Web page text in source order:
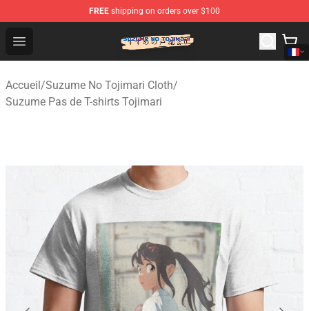
FREE shipping on orders over $100
Open menu
Suzumeno Tojimari Store - Official Suzumeno Tojimari
Accueil/Suzume No Tojimari Cloth/
Suzume Pas de T-shirts Tojimari